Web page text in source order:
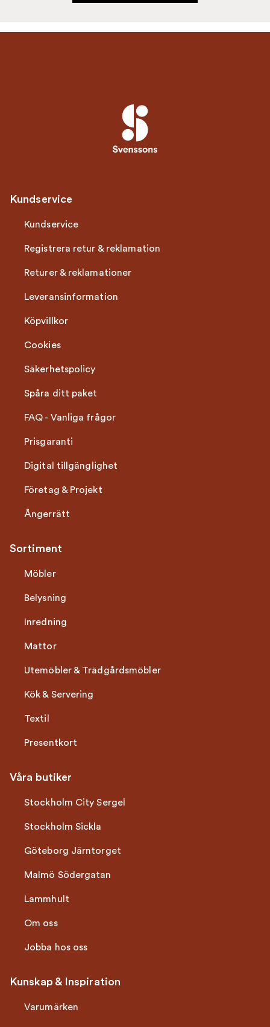
Kundservice
Kundservice
Registrera retur & reklamation
Returer & reklamationer
Leveransinformation
Köpvillkor
Cookies
Säkerhetspolicy
Spåra ditt paket
FAQ - Vanliga frågor
Prisgaranti
Digital tillgänglighet
Företag & Projekt
Ångerrätt
Sortiment
Möbler
Belysning
Inredning
Mattor
Utemöbler & Trädgårdsmöbler
Kök & Servering
Textil
Presentkort
Våra butiker
Stockholm City Sergel
Stockholm Sickla
Göteborg Järntorget
Malmö Södergatan
Lammhult
Om oss
Jobba hos oss
Kunskap & Inspiration
Varumärken